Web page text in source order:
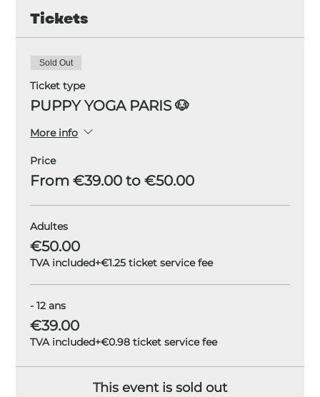
Tickets
Sold Out
Ticket type
PUPPY YOGA PARIS 🐶
More info
Price
From €39.00 to €50.00
Adultes
€50.00
TVA included+€1.25 ticket service fee
- 12 ans
€39.00
TVA included+€0.98 ticket service fee
This event is sold out